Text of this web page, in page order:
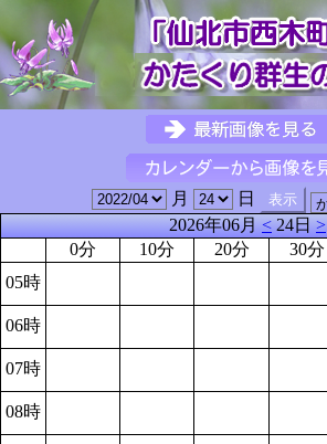
月
日
2026年06月<24日>
0分
10分 20分 30分
05時
06時
07時
08時